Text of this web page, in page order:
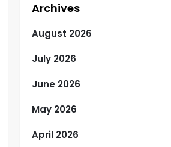
Archives
August 2026
July 2026
June 2026
May 2026
April 2026